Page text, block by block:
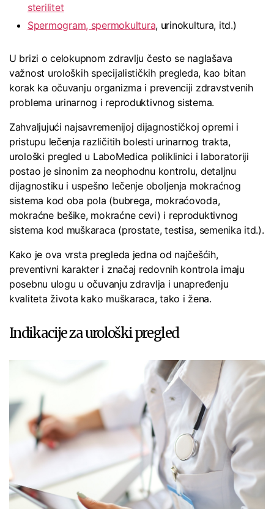
sterilitet
Spermogram, spermokultura, urinokultura, itd.)
U brizi o celokupnom zdravlju često se naglašava
važnost uroloških specijalističkih pregleda, kao bitan
korak ka očuvanju organizma i prevenciji zdravstvenih
problema urinarnog i reproduktivnog sistema.
Zahvaljujući najsavremenijoj dijagnostičkoj opremi i
pristupu lečenja različitih bolesti urinarnog trakta,
urološki pregled u LaboMedica poliklinici i laboratoriji
postao je sinonim za neophodnu kontrolu, detaljnu
dijagnostiku i uspešno lečenje oboljenja mokraćnog
sistema kod oba pola (bubrega, mokraćovoda,
mokraćne bešike, mokraćne cevi) i reproduktivnog
sistema kod muškaraca (prostate, testisa, semenika itd.).
Kako je ova vrsta pregleda jedna od najčešćih,
preventivni karakter i značaj redovnih kontrola imaju
posebnu ulogu u očuvanju zdravlja i unapređenju
kvaliteta života kako muškaraca, tako i žena.
Indikacije za urološki pregled